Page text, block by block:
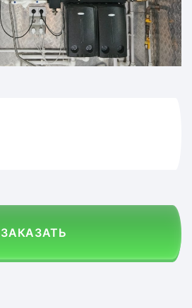
ЗАКАЗАТЬ